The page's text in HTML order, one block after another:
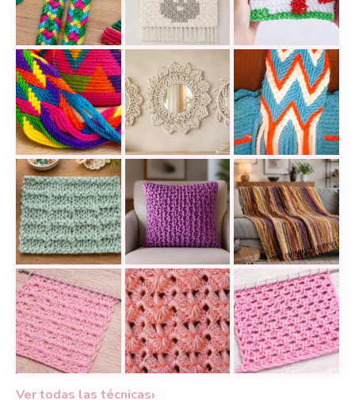
Cómo tejer un cordón Wayuu Washaloutaya en
Cómo tejer un cuadro en técnica
Aprende intarsia
La tiranta wayuu multicolor que convierte una
15 ideas de espejos en macramé
El detalle que
Punto Knooking: la técnica que parece dos agujas
Este cojín en crochet tunecino
Esta manta en
Punto Madreselva en técnica tunecina: elegante y
Una belleza de punto calado que
Punto Tunecino
Ver todas las técnicas›